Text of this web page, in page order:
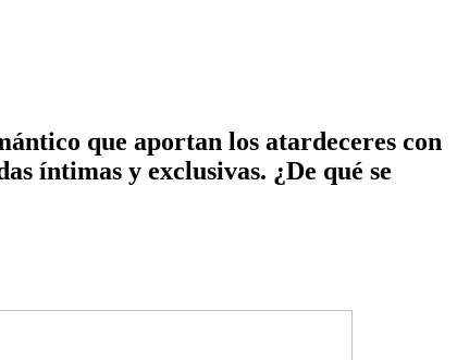
que aportan los atardeceres con
íntimas y exclusivas. ¿De qué se